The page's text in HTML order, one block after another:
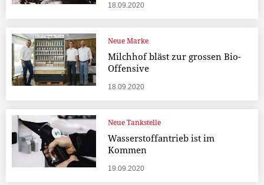
18.09.2020
Neue Marke
Milchhof bläst zur grossen Bio-
Offensive
18.09.2020
Neue Tankstelle
Wasserstoffantrieb ist im
Kommen
19.09.2020